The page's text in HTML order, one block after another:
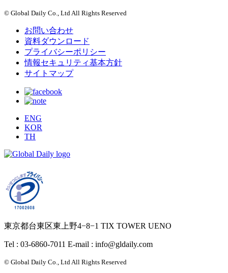
© Global Daily Co., Ltd All Rights Reserved
お問い合わせ
資料ダウンロード
プライバシーポリシー
情報セキュリティ基本方針
サイトマップ
ENG
KOR
TH
東京都台東区東上野4−8−1 TIX TOWER UENO
Tel : 03-6860-7011 E-mail : info@gldaily.com
© Global Daily Co., Ltd All Rights Reserved